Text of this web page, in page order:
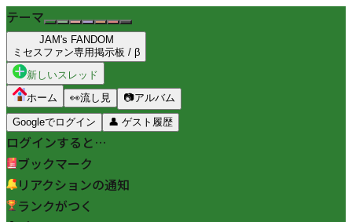
テーマ
JAM's FANDOM
ミセスファン専用掲示板 / β
新しいスレッド
ホーム
👀流し見 📷アルバム
Googleでログイン 👤 ゲスト履歴
ログインすると…
ブックマーク
リアクションの通知
ランクがつく